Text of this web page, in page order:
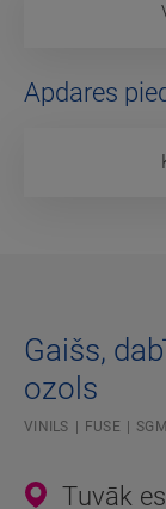
Apdares
Gaišs,
ozols
VINILS FUSE
Tuvāk